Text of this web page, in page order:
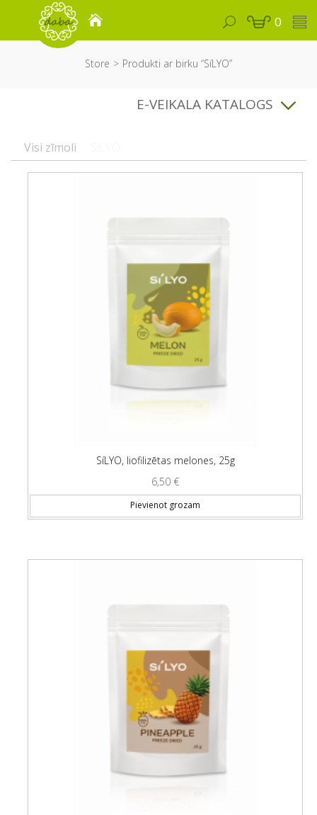
0
Store Produkti ar birku “SíLYO”
E-VEIKALA KATALOGS
Visi zīmoli
SíLYO, liofilizētas melones, 25g
6,50 €
Pievienot grozam